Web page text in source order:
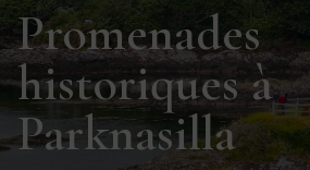
Promenades
historiques à
Parknasilla